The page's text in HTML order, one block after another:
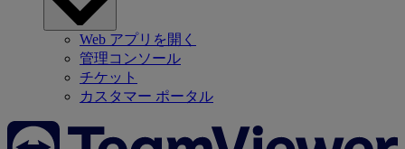
Web アプリを開く
管理コンソール
チケット
カスタマー ポータル